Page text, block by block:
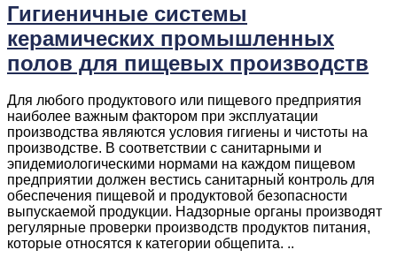
Гигиеничные системы
керамических промышленных
полов для пищевых производств
Для любого продуктового или пищевого предприятия
наиболее важным фактором при эксплуатации
производства являются условия гигиены и чистоты на
производстве. В соответствии с санитарными и
эпидемиологическими нормами на каждом пищевом
предприятии должен вестись санитарный контроль для
обеспечения пищевой и продуктовой безопасности
выпускаемой продукции. Надзорные органы производят
регулярные проверки производств продуктов питания,
которые относятся к категории общепита. ..